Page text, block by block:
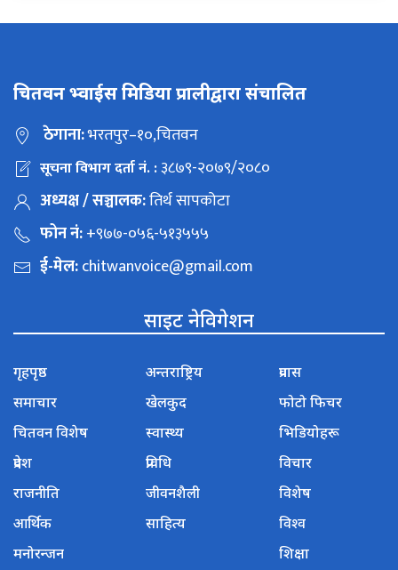
चितवन भ्वाईस मिडिया प्रालीद्वारा संचालित
ठेगाना:भरतपुर–१०,चितवन
सूचना विभाग दर्ता नं. :३८७९-२०७९/२०८०
अध्यक्ष / सञ्चालक:तिर्थ सापकोटा
फोन नं:+९७७-०५६-५१३५५५
ई-मेल:chitwanvoice@gmail.com
साइट नेविगेशन
गृहपृष्ठ
समाचार
चितवन विशेष
प्रदेश
राजनीति
आर्थिक
मनोरन्जन
अन्तराष्ट्रिय
खेलकुद
स्वास्थ्य
प्रविधि
जीवनशैली
साहित्य
प्रवास
फोटो फिचर
भिडियोहरू
विचार
विशेष
विश्व
शिक्षा